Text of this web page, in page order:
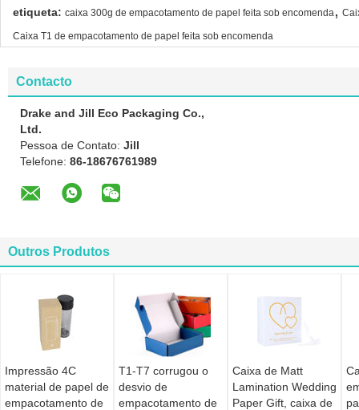
etiqueta: caixa 300g de empacotamento de papel feita sob encomenda,
Caixa T1 de empacotamento de papel feita sob encomenda
Contacto
Drake and Jill Eco Packaging Co.,
Ltd.
Pessoa de Contato: Jill
Telefone: 86-18676761989
Outros Produtos
Impressão 4C
material de papel de
empacotamento de
T1-T7 corrugou o
desvio de
empacotamento de
Caixa de Matt
Lamination Wedding
Paper Gift, caixa de